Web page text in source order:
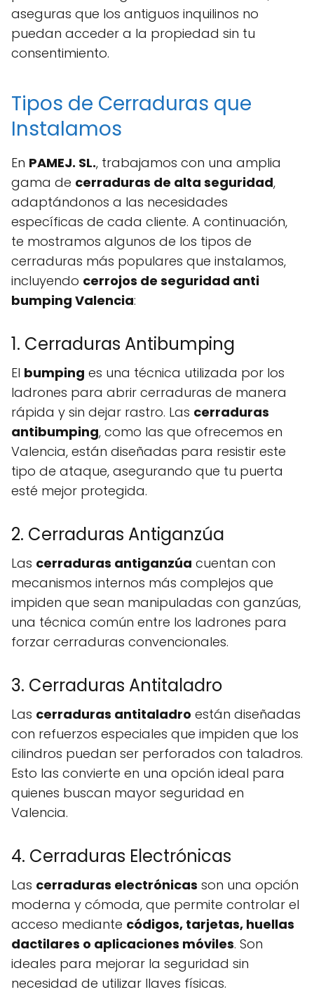
aseguras que los antiguos inquilinos no
puedan acceder a la propiedad sin tu
consentimiento.
Tipos de Cerraduras que
Instalamos
En PAMEJ. SL., trabajamos con una amplia
gama de cerraduras de alta seguridad,
adaptándonos a las necesidades
específicas de cada cliente. A continuación,
te mostramos algunos de los tipos de
cerraduras más populares que instalamos,
incluyendo cerrojos de seguridad anti
bumping Valencia:
1. Cerraduras Antibumping
El bumping es una técnica utilizada por los
ladrones para abrir cerraduras de manera
rápida y sin dejar rastro. Las cerraduras
antibumping, como las que ofrecemos en
Valencia, están diseñadas para resistir este
tipo de ataque, asegurando que tu puerta
esté mejor protegida.
2. Cerraduras Antiganzúa
Las cerraduras antiganzúa cuentan con
mecanismos internos más complejos que
impiden que sean manipuladas con ganzúas,
una técnica común entre los ladrones para
forzar cerraduras convencionales.
3. Cerraduras Antitaladro
Las cerraduras antitaladro están diseñadas
con refuerzos especiales que impiden que los
cilindros puedan ser perforados con taladros.
Esto las convierte en una opción ideal para
quienes buscan mayor seguridad en
Valencia.
4. Cerraduras Electrónicas
Las cerraduras electrónicas son una opción
moderna y cómoda, que permite controlar el
acceso mediante códigos, tarjetas, huellas
dactilares o aplicaciones móviles. Son
ideales para mejorar la seguridad sin
necesidad de utilizar llaves físicas.